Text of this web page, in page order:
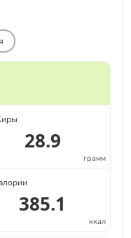
28.9
грамм
385.1
ккал